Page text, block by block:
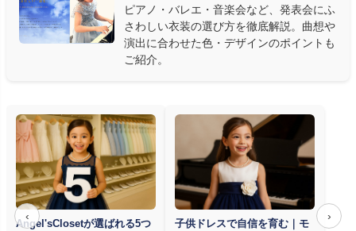
アノ教師の店長が発表会・コンクールでのご使用を前提に厳選し
た商品
を多数ご用意しています。
ピアノ・バレエ・音楽会など、発表会にふ
さわしい衣装の選び方を徹底解説。曲想や
演出に合わせた色・デザインのポイントも
ご紹介。
‹ ›
Angel'sClosetが選ばれる5つ
子供ドレスで自信を育む｜モ